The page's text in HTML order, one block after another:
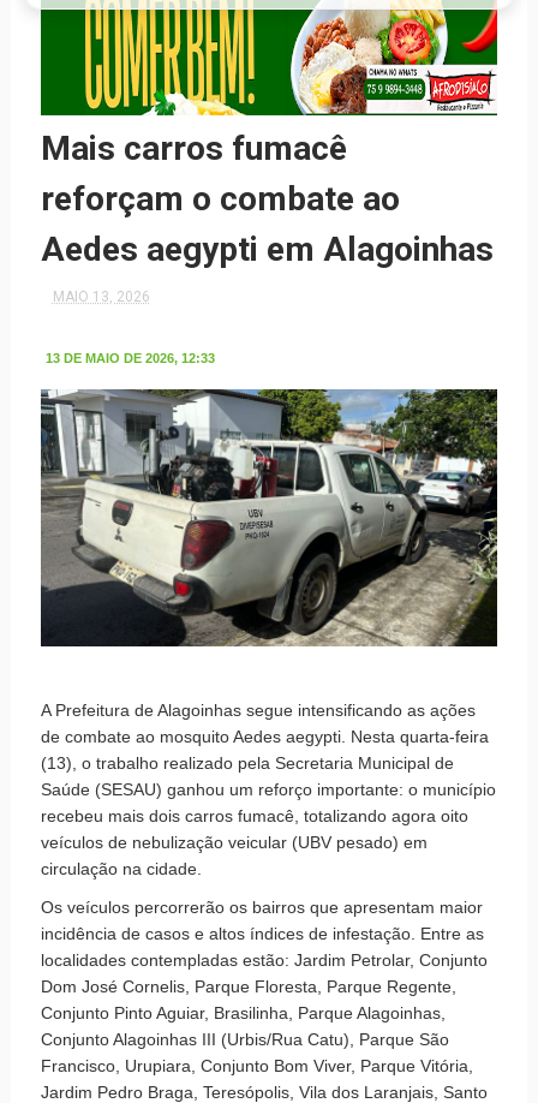
Mais carros fumacê
reforçam o combate ao
Aedes aegypti em Alagoinhas
MAIO 13, 2026
13 DE MAIO DE 2026, 12:33
A Prefeitura de Alagoinhas segue intensificando as ações
de combate ao mosquito Aedes aegypti. Nesta quarta-feira
(13), o trabalho realizado pela Secretaria Municipal de
Saúde (SESAU) ganhou um reforço importante: o município
recebeu mais dois carros fumacê, totalizando agora oito
veículos de nebulização veicular (UBV pesado) em
circulação na cidade.
Os veículos percorrerão os bairros que apresentam maior
incidência de casos e altos índices de infestação. Entre as
localidades contempladas estão: Jardim Petrolar, Conjunto
Dom José Cornelis, Parque Floresta, Parque Regente,
Conjunto Pinto Aguiar, Brasilinha, Parque Alagoinhas,
Conjunto Alagoinhas III (Urbis/Rua Catu), Parque São
Francisco, Urupiara, Conjunto Bom Viver, Parque Vitória,
Jardim Pedro Braga, Teresópolis, Vila dos Laranjais, Santo